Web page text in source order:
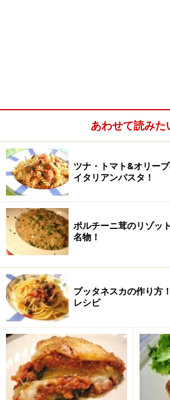
無塩バター
エクストラバージンオリー
ブオイル
ミントの葉
ブラックペッパー
レモンの皮を使用するので、無農
あわせて読みた
ツナ・トマト&オリー
イタリアンパスタ！
ポルチーニ茸のリゾッ
名物！
プッタネスカの作り方
レシピ